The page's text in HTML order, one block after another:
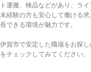
ト運搬、検品などがあり、ラ
未経験の方も安心して働ける
長できる環境が魅力です。
伊賀市で安定した職場をお探
をチェックしてみてください。